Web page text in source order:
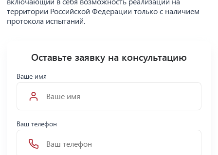
территории Российской Федерации только с наличием
протокола испытаний.
Оставьте заявку на консультацию
Ваше имя
Ваш телефон